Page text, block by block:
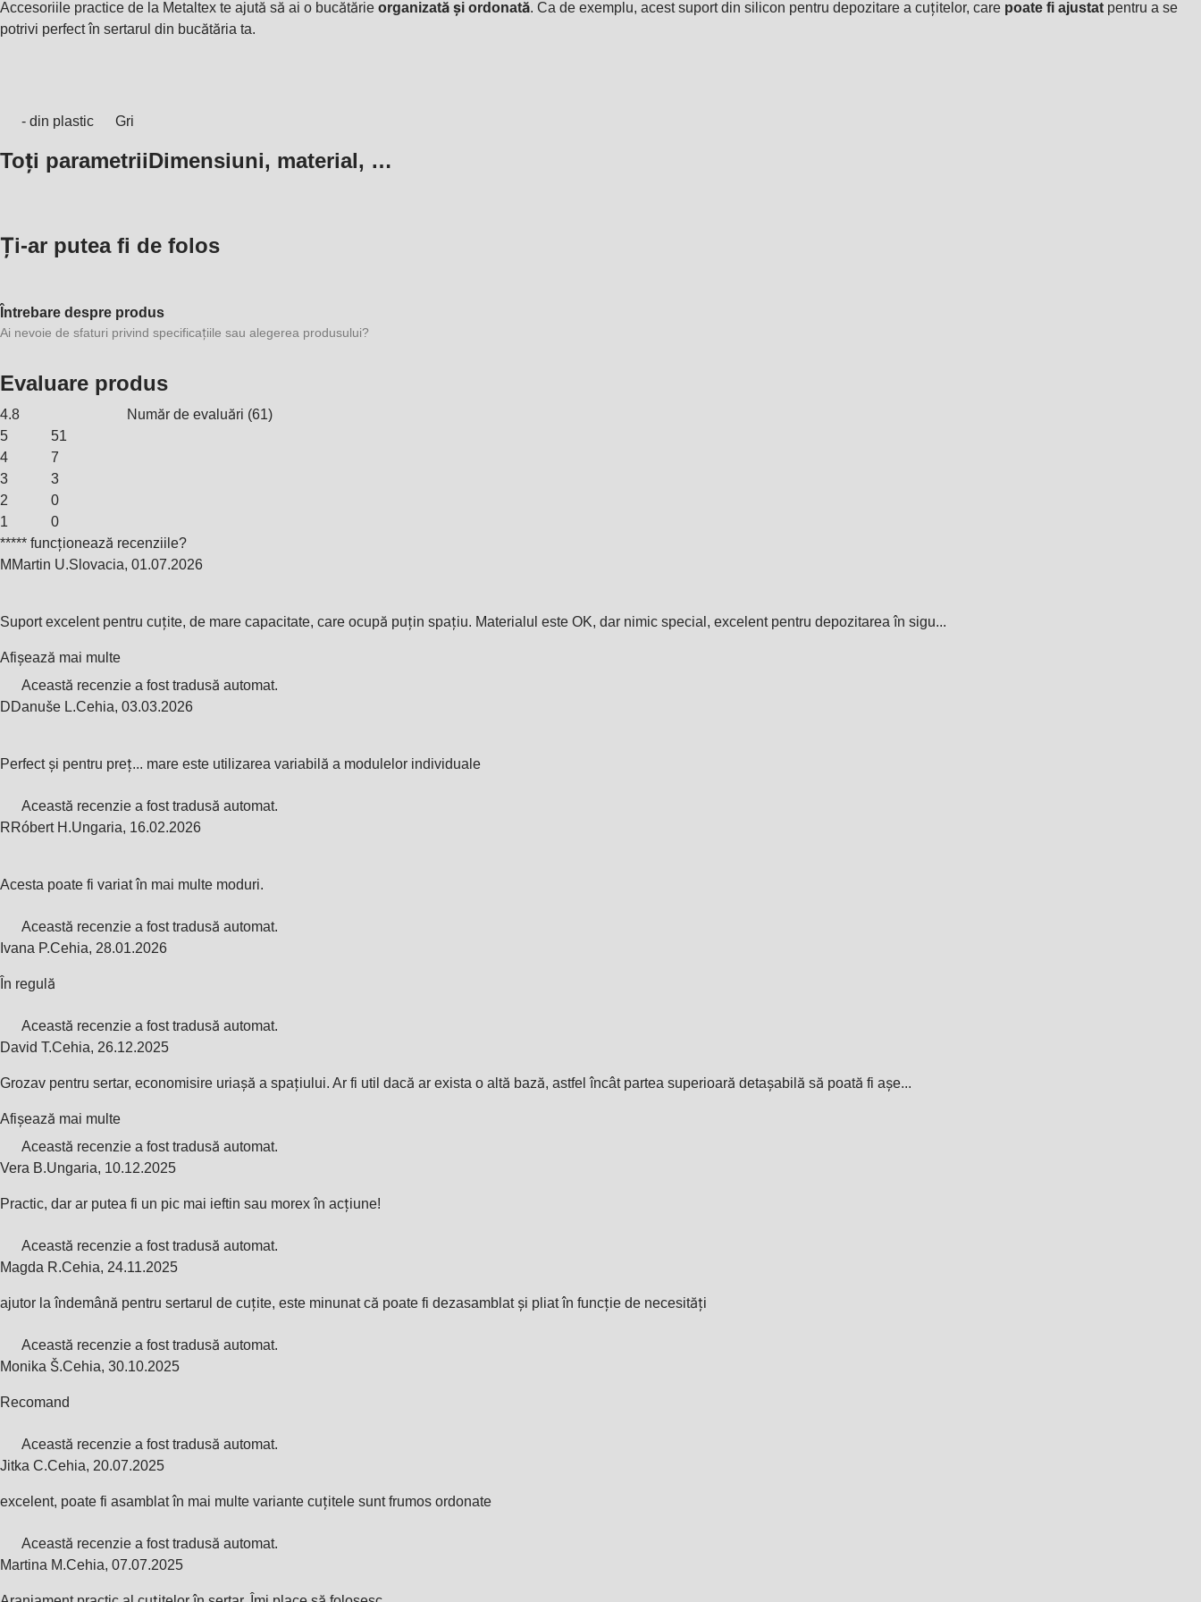
Accesoriile practice de la Metaltex te ajută să ai o bucătărie organizată și ordonată. Ca de exemplu, acest suport din silicon pentru depozitare a cuțitelor, care poate fi ajustat pentru a se
potrivi perfect în sertarul din bucătăria ta.
- din plastic Gri
Toți parametriiDimensiuni, material, …
Ți-ar putea fi de folos
Întrebare despre produs
Ai nevoie de sfaturi privind specificațiile sau alegerea produsului?
Evaluare produs
4.8 Număr de evaluări (61)
5
51
4
7
3
3
2
0
1
0
***** funcționează recenziile?
M Martin U.Slovacia, 01.07.2026
Suport excelent pentru cuțite, de mare capacitate, care ocupă puțin spațiu. Materialul este OK, dar nimic special, excelent pentru depozitarea în sigu...
Afișează mai multe
Această recenzie a fost tradusă automat.
DDanuše L.Cehia, 03.03.2026
Perfect și pentru preț... mare este utilizarea variabilă a modulelor individuale
Această recenzie a fost tradusă automat.
RRóbert H.Ungaria, 16.02.2026
Acesta poate fi variat în mai multe moduri.
Această recenzie a fost tradusă automat.
Ivana P.Cehia, 28.01.2026
În regulă
Această recenzie a fost tradusă automat.
David T.Cehia, 26.12.2025
Grozav pentru sertar, economisire uriașă a spațiului. Ar fi util dacă ar exista o altă bază, astfel încât partea superioară detașabilă să poată fi așe...
Afișează mai multe
Această recenzie a fost tradusă automat.
Vera B.Ungaria, 10.12.2025
Practic, dar ar putea fi un pic mai ieftin sau morex în acțiune!
Această recenzie a fost tradusă automat.
Magda R.Cehia, 24.11.2025
ajutor la îndemână pentru sertarul de cuțite, este minunat că poate fi dezasamblat și pliat în funcție de necesități
Această recenzie a fost tradusă automat.
Monika Š.Cehia, 30.10.2025
Recomand
Această recenzie a fost tradusă automat.
Jitka C.Cehia, 20.07.2025
excelent, poate fi asamblat în mai multe variante cuțitele sunt frumos ordonate
Această recenzie a fost tradusă automat.
Martina M.Cehia, 07.07.2025